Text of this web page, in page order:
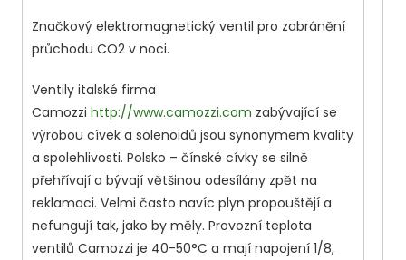
Značkový elektromagnetický ventil pro zabránění
průchodu CO2 v noci.
Ventily italské firma
Camozzihttp://www.camozzi.com zabývající se
výrobou cívek a solenoidů jsou synonymem kvality
a spolehlivosti. Polsko – čínské cívky se silně
přehřívají a bývají většinou odesílány zpět na
reklamaci. Velmi často navíc plyn propouštějí a
nefungují tak, jako by měly. Provozní teplota
ventilů Camozzi je 40-50°C a mají napojení 1/8,